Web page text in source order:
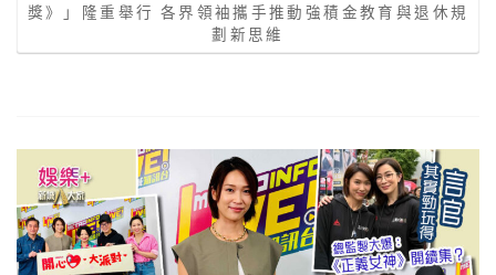
獎》」隆重舉行 各界領袖攜手推動強積金教育與退休規
劃新思維